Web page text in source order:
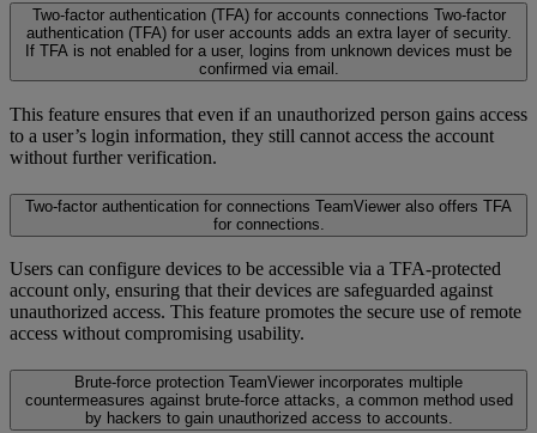
Two-factor authentication (TFA) for accounts connections Two-factor
authentication (TFA) for user accounts adds an extra layer of security.
If TFA is not enabled for a user, logins from unknown devices must be
confirmed via email.
This feature ensures that even if an unauthorized person gains access
to a user’s login information, they still cannot access the account
without further verification.
Two-factor authentication for connections TeamViewer also offers TFA
for connections.
Users can configure devices to be accessible via a TFA-protected
account only, ensuring that their devices are safeguarded against
unauthorized access. This feature promotes the secure use of remote
access without compromising usability.
Brute-force protection TeamViewer incorporates multiple
countermeasures against brute-force attacks, a common method used
by hackers to gain unauthorized access to accounts.